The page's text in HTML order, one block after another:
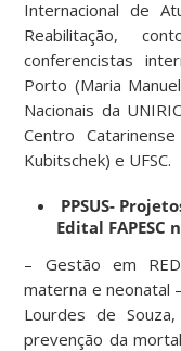
Internacional de
Reabilitação,
conferencistas
Porto (Maria
Nacionais da
Centro
Kubitschek) e UFSC.
PPSUS-
Edital FAPESC
– Gestão em
materna e neonatal
Lourdes de
prevenção da